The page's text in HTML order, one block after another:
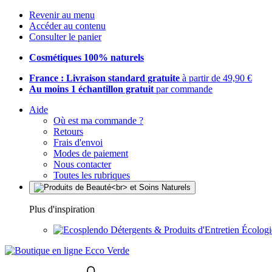
Revenir au menu
Accéder au contenu
Consulter le panier
Cosmétiques 100% naturels
France : Livraison standard gratuite à partir de 49,90 €
Au moins 1 échantillon gratuit par commande
Aide
Où est ma commande ?
Retours
Frais d'envoi
Modes de paiement
Nous contacter
Toutes les rubriques
Plus d'inspiration
Détergents & Produits d'Entretien